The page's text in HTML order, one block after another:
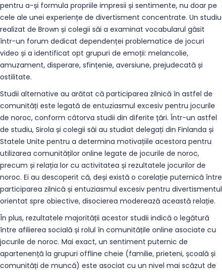
pentru a-și formula propriile impresii și sentimente, nu doar pe
cele ale unei experiențe de divertisment concentrate. Un studiu
realizat de Brown și colegii săi a examinat vocabularul găsit
într-un forum dedicat dependenței problematice de jocuri
video și a identificat opt ​​grupuri de emoții: melancolie,
amuzament, disperare, sfințenie, aversiune, prejudecată și
ostilitate.
Studii alternative au arătat că participarea zilnică în astfel de
comunități este legată de entuziasmul excesiv pentru jocurile
de noroc, conform câtorva studii din diferite țări. Într-un astfel
de studiu, Sirola și colegii săi au studiat delegați din Finlanda și
Statele Unite pentru a determina motivațiile acestora pentru
utilizarea comunităților online legate de jocurile de noroc,
precum și relația lor cu activitatea și rezultatele jocurilor de
noroc. Ei au descoperit că, deși există o corelație puternică între
participarea zilnică și entuziasmul excesiv pentru divertismentul
orientat spre obiective, disocierea moderează această relație.
În plus, rezultatele majorității acestor studii indică o legătură
între afilierea socială și rolul în comunitățile online asociate cu
jocurile de noroc. Mai exact, un sentiment puternic de
apartenență la grupuri offline cheie (familie, prieteni, școală și
comunități de muncă) este asociat cu un nivel mai scăzut de